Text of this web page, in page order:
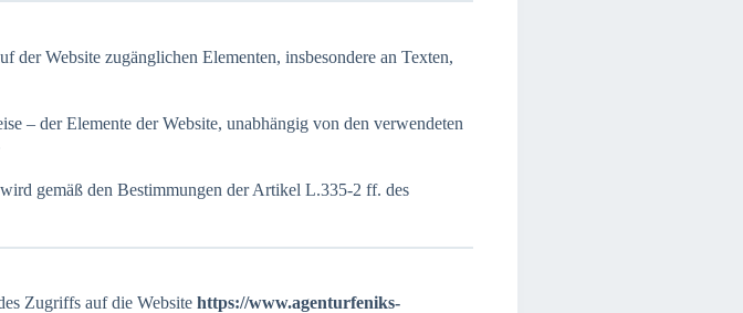
der Website zugänglichen Elementen, insbesondere an Texten,
– der Elemente der Website, unabhängig von den verwendeten
gemäß den Bestimmungen der Artikel L.335-2 ff. des
Zugriffs auf die Website https://www.agenturfeniks-